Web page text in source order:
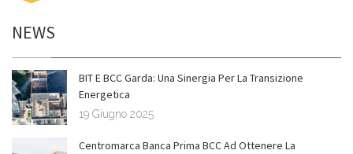
NEWS
BIT E BCC Garda: Una Sinergia Per La Transizione
Energetica
19 Giugno 2025
Centromarca Banca Prima BCC Ad Ottenere La